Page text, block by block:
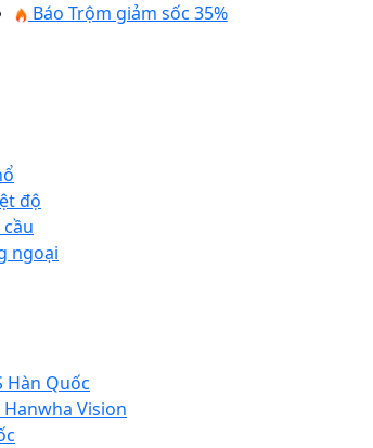
Báo Trộm giảm sốc 35%
độ
ngoại
Hàn Quốc
Vision